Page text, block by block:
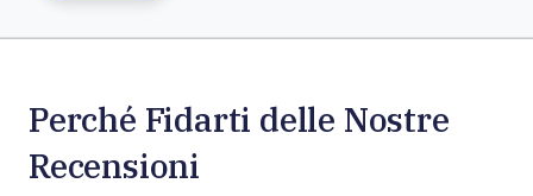
Perché Fidarti delle Nostre
Recensioni